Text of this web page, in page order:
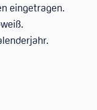
eingetragen.